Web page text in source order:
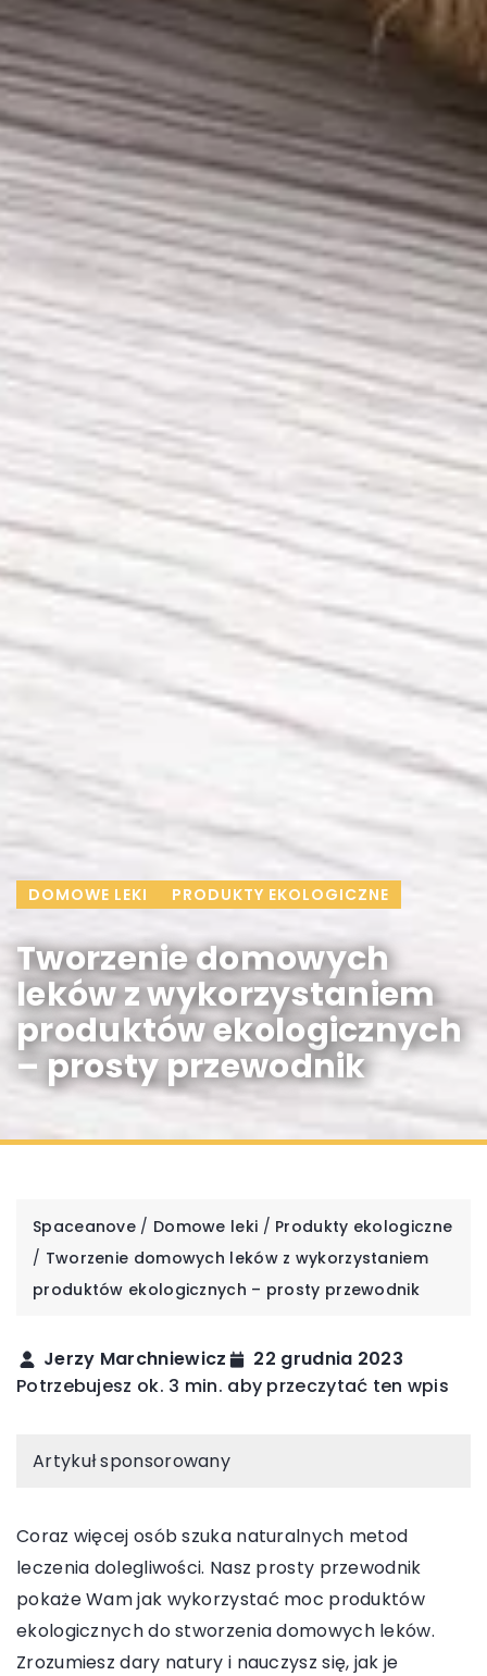
DOMOWE LEKI PRODUKTY EKOLOGICZNE
Tworzenie domowych
leków z wykorzystaniem
produktów ekologicznych
– prosty przewodnik
Spaceanove / Domowe leki / Produkty ekologiczne
/ Tworzenie domowych leków z wykorzystaniem
produktów ekologicznych – prosty przewodnik
Jerzy Marchniewicz
22 grudnia 2023
Potrzebujesz ok. 3 min. aby przeczytać ten wpis
Artykuł sponsorowany
Coraz więcej osób szuka naturalnych metod
leczenia dolegliwości. Nasz prosty przewodnik
pokaże Wam jak wykorzystać moc produktów
ekologicznych do stworzenia domowych leków.
Zrozumiesz dary natury i nauczysz się, jak je